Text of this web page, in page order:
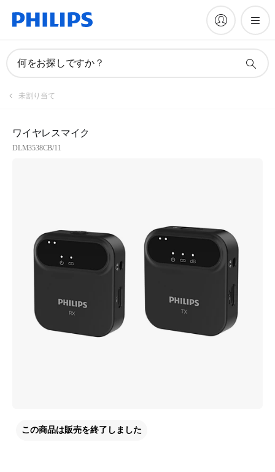
何をお探しですか？
未割り当て
ワイヤレスマイク
DLM3538CB/11
この商品は販売を終了しました